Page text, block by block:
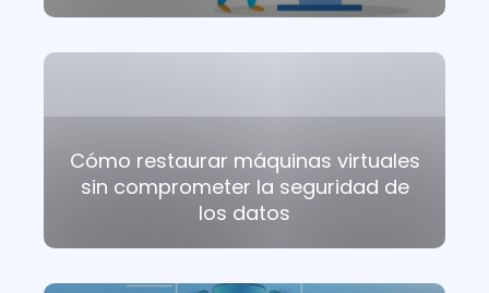
Cómo restaurar máquinas virtuales
sin comprometer la seguridad de
los datos